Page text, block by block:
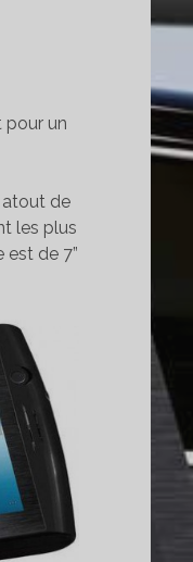
pour un
atout de
les plus
est de 7”